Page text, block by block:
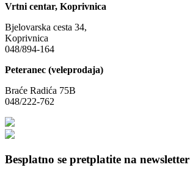
Vrtni centar, Koprivnica
Bjelovarska cesta 34,
Koprivnica
048/894-164
Peteranec (veleprodaja)
Braće Radića 75B
048/222-762
Besplatno se pretplatite na newsletter